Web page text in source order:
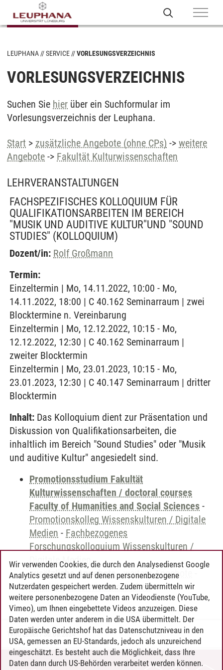
LEUPHANA SERVICE VORLESUNGSVERZEICHNIS
VORLESUNGSVERZEICHNIS
Suchen Sie hier über ein Suchformular im
Vorlesungsverzeichnis der Leuphana.
Start > zusätzliche Angebote (ohne CPs) -> weitere
Angebote -> Fakultät Kulturwissenschaften
LEHRVERANSTALTUNGEN
FACHSPEZIFISCHES KOLLOQUIUM FÜR
QUALIFIKATIONSARBEITEN IM BEREICH
"MUSIK UND AUDITIVE KULTUR"UND "SOUND
STUDIES" (KOLLOQUIUM)
Dozent/in: Rolf Großmann
Termin:
Einzeltermin | Mo, 14.11.2022, 10:00 - Mo,
14.11.2022, 18:00 | C 40.162 Seminarraum | zwei
Blocktermine n. Vereinbarung
Einzeltermin | Mo, 12.12.2022, 10:15 - Mo,
12.12.2022, 12:30 | C 40.162 Seminarraum |
zweiter Blocktermin
Einzeltermin | Mo, 23.01.2023, 10:15 - Mo,
23.01.2023, 12:30 | C 40.147 Seminarraum | dritter
Blocktermin
Inhalt: Das Kolloquium dient zur Präsentation und
Diskussion von Qualifikationsarbeiten, die
inhaltlich im Bereich "Sound Studies" oder "Musik
und auditive Kultur" angesiedelt sind.
Promotionsstudium Fakultät
Kulturwissenschaften / doctoral courses
Faculty of Humanities and Social Sciences -
Promotionskolleg Wissenskulturen / Digitale
Medien - Fachbezogenes
Forschungskolloquium Wissenskulturen /
Digitale Medien
zusätzliche Angebote -weitere Angebote
Fakultät Kulturwissenschaften
Timo Leder/30.06.2024
Wir verwenden Cookies, die durch den Analysedienst Google
Analytics gesetzt und auf denen personenbezogene
Nutzerdaten gespeichert werden. Zudem übermitteln wir
weitere personenbezogene Daten an Videodienste (YouTube,
Vimeo), um Ihnen eingebettete Videos anzuzeigen. Diese
Daten werden unter anderem in die USA übermittelt. Der
Europäische Gerichtshof hat das Datenschutzniveau in den
USA, gemessen an EU-Standards, jedoch als unzureichend
eingeschätzt. Es besteht auch die Möglichkeit, dass Ihre
Daten dann durch US-Behörden verarbeitet werden können.